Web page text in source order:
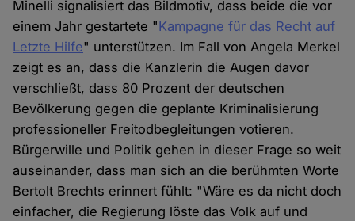
Minelli signalisiert das Bildmotiv, dass beide die vor
einem Jahr gestartete "Kampagne für das Recht auf
Letzte Hilfe" unterstützen. Im Fall von Angela Merkel
zeigt es an, dass die Kanzlerin die Augen davor
verschließt, dass 80 Prozent der deutschen
Bevölkerung gegen die geplante Kriminalisierung
professioneller Freitodbegleitungen votieren.
Bürgerwille und Politik gehen in dieser Frage so weit
auseinander, dass man sich an die berühmten Worte
Bertolt Brechts erinnert fühlt: "Wäre es da nicht doch
einfacher, die Regierung löste das Volk auf und